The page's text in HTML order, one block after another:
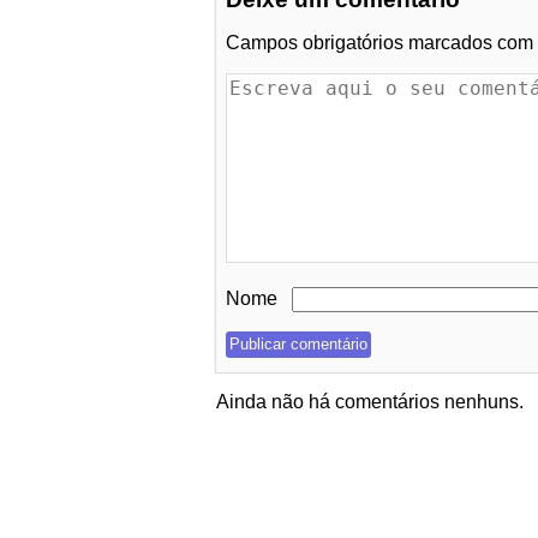
Campos obrigatórios marcados com
Nome
Ainda não há comentários nenhuns.